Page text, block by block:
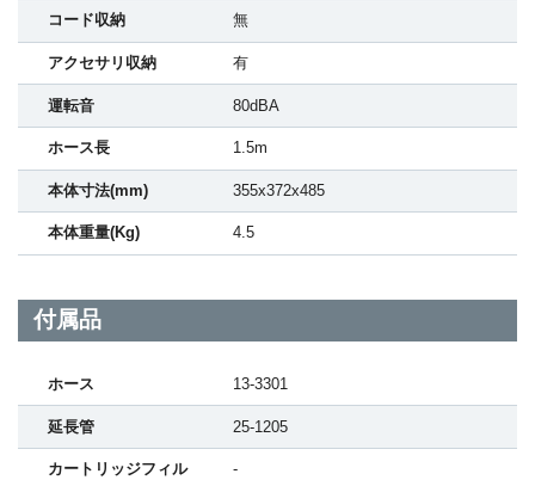
コード収納 無
アクセサリ収納 有
運転音 80dBA
ホース長 1.5m
本体寸法(mm) 355x372x485
本体重量(Kg) 4.5
付属品
ホース 13-3301
延長管 25-1205
カートリッジフィル
-